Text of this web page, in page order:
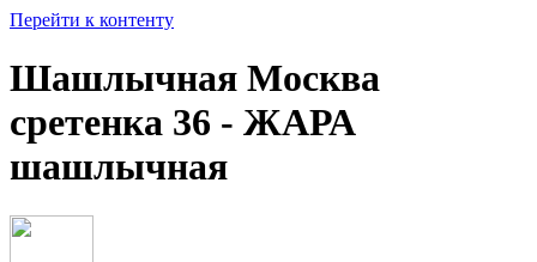
Перейти к контенту
Шашлычная Москва
сретенка 36 - ЖАРА
шашлычная